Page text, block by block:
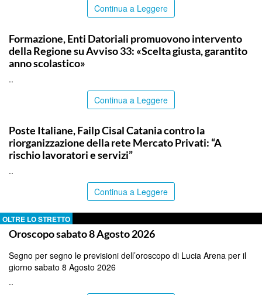
Continua a Leggere
Formazione, Enti Datoriali promuovono intervento
della Regione su Avviso 33: «Scelta giusta, garantito
anno scolastico»
..
Continua a Leggere
Poste Italiane, Failp Cisal Catania contro la
riorganizzazione della rete Mercato Privati: “A
rischio lavoratori e servizi”
..
Continua a Leggere
OLTRE LO STRETTO
Oroscopo sabato 8 Agosto 2026
Segno per segno le previsioni dell’oroscopo di Lucia Arena per il
giorno sabato 8 Agosto 2026
..